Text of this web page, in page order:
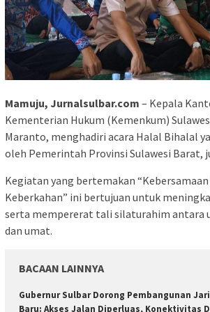
Mamuju, Jurnalsulbar.com – Kepala
Kementerian Hukum (Kemenkum)
Maranto, menghadiri acara Halal Bihalal
oleh Pemerintah Provinsi Sulawesi Barat,
Kegiatan yang bertemakan
Keberkahan” ini bertujuan untuk
serta mempererat tali silaturahim antara
dan umat.
BACAAN LAINNYA
Gubernur Sulbar Dorong Pembangunan
Baru: Akses Jalan Diperluas, Konektivitas